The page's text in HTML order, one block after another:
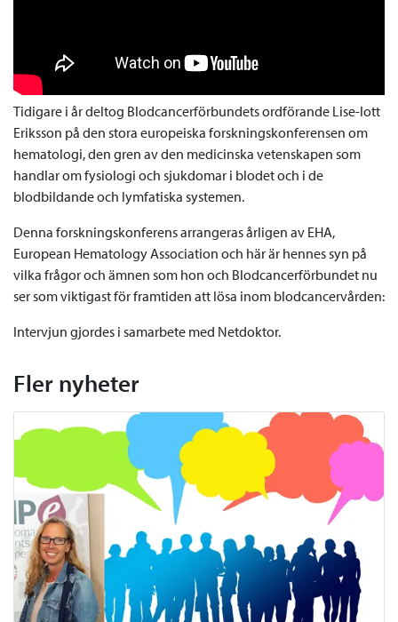
Tidigare i år deltog Blodcancerförbundets ordförande Lise-lott
Eriksson på den stora europeiska forskningskonferensen om
hematologi, den gren av den medicinska vetenskapen som
handlar om fysiologi och sjukdomar i blodet och i de
blodbildande och lymfatiska systemen.
Denna forskningskonferens arrangeras årligen av EHA,
European Hematology Association och här är hennes syn på
vilka frågor och ämnen som hon och Blodcancerförbundet nu
ser som viktigast för framtiden att lösa inom blodcancervården:
Intervjun gjordes i samarbete med Netdoktor.
Fler nyheter